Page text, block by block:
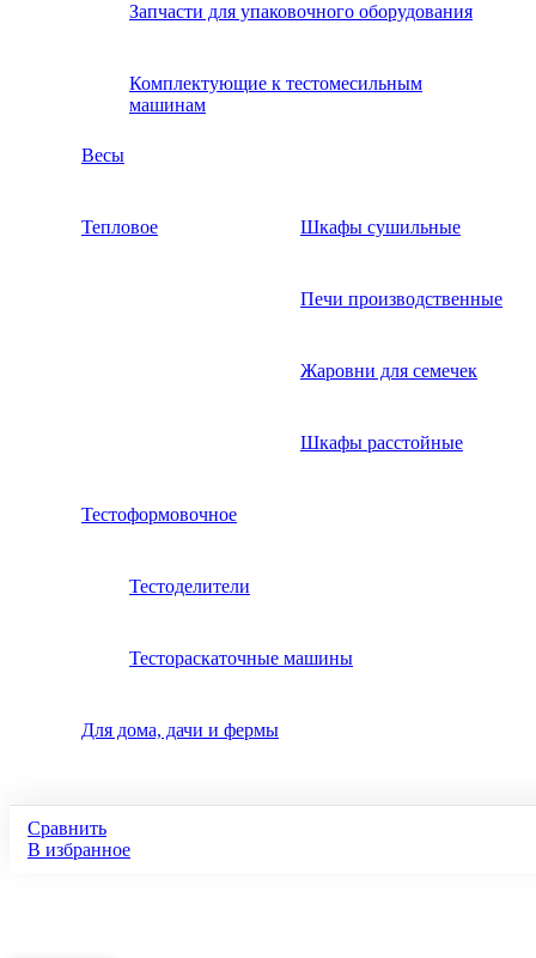
Запчасти для упаковочного оборудования
Комплектующие к тестомесильным
машинам
Весы
Тепловое Шкафы сушильные
Печи производственные
Жаровни для семечек
Шкафы расстойные
Тестоформовочное
Тестоделители
Тестораскаточные машины
Для дома, дачи и фермы
Сравнить
В избранное